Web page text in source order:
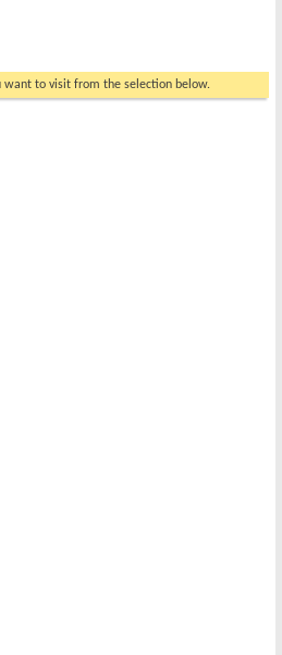
want to visit from the selection below.